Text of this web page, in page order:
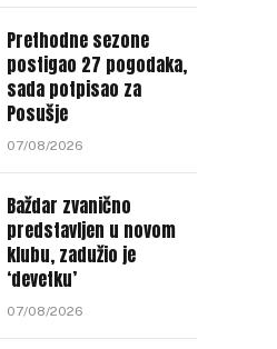
Prethodne sezone
postigao 27 pogodaka,
sada potpisao za
Posušje
07/08/2026
Baždar zvanično
predstavljen u novom
klubu, zadužio je
‘devetku’
07/08/2026